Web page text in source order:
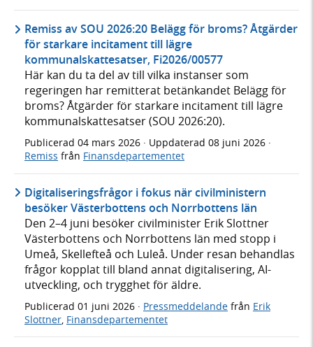
Remiss av SOU 2026:20 Belägg för broms? Åtgärder
för starkare incitament till lägre
kommunalskattesatser, Fi2026/00577
Här kan du ta del av till vilka instanser som
regeringen har remitterat betänkandet Belägg för
broms? Åtgärder för starkare incitament till lägre
kommunalskattesatser (SOU 2026:20).
Publicerad 04 mars 2026 · Uppdaterad 08 juni 2026 ·
Remiss från Finansdepartementet
Digitaliseringsfrågor i fokus när civilministern
besöker Västerbottens och Norrbottens län
Den 2–4 juni besöker civilminister Erik Slottner
Västerbottens och Norrbottens län med stopp i
Umeå, Skellefteå och Luleå. Under resan behandlas
frågor kopplat till bland annat digitalisering, AI-
utveckling, och trygghet för äldre.
Publicerad 01 juni 2026 · Pressmeddelande från Erik
Slottner, Finansdepartementet